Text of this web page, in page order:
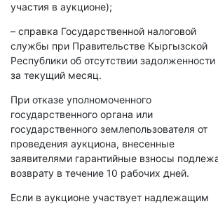
участия в аукционе);
– справка Государственной налоговой
службы при Правительстве Кыргызской
Республики об отсутствии задолженности
за текущий месяц.
При отказе уполномоченного
государственного органа или
государственного землепользователя от
проведения аукциона, внесенные
заявителями гарантийные взносы
возврату в течение 10 рабочих дней.
Если в аукционе участвует надлежащим